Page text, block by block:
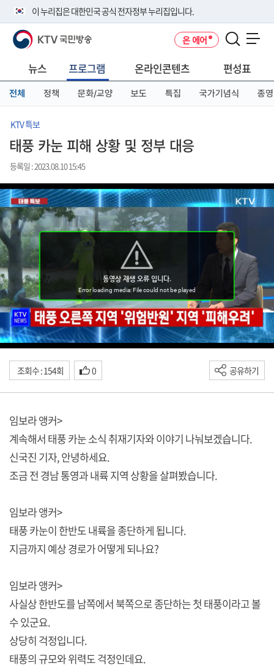
이 누리집은 대한민국 공식 전자정부 누리집입니다.
공식 누리집 주소 확인하기
니다.
이밖에 or.kr 또는 .kr등 다른 도메인 주소를 사용하고 있다면 아래 URL에
서 도메인 주소를 확인해 보세요
KTV 국민방송 온 에어
뉴스 프로그램 온라인콘텐츠 편성표
전체 정책 문화/교양 보도 특집 국가기념식 종영
KTV 특보
태풍 카눈 피해 상황 및 정부 대응
등록일 : 2023.08.10 15:45
조회수 : 154회 0 공유하기
임보라 앵커>
계속해서 태풍 카눈 소식 취재기자와 이야기 나눠보겠습니다.
신국진 기자, 안녕하세요.
조금 전 경남 통영과 내륙 지역 상황을 살펴봤습니다.
임보라 앵커>
태풍 카눈이 한반도 내륙을 종단하게 됩니다.
지금까지 예상 경로가 어떻게 되나요?
임보라 앵커>
사실상 한반도를 남쪽에서 북쪽으로 종단하는 첫 태풍이라고 볼
수 있군요.
상당히 걱정입니다.
태풍의 규모와 위력도 걱정인데요.